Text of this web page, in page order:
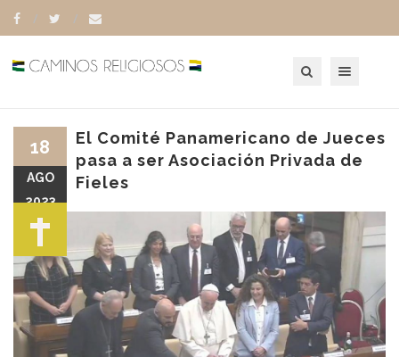
El Comité Panamericano de Jueces
pasa a ser Asociación Privada de
Fieles
18
AGO
2023